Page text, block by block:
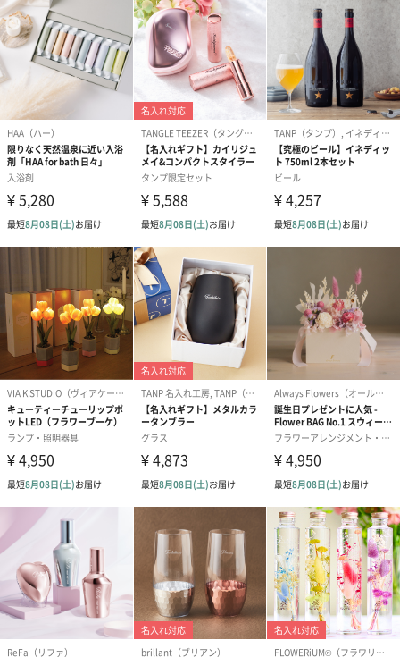
絵本&うさぎ（ピンク）
（2,702円）
ノンカフェインフルー
ツティー（562円）
葉酸入りデカ
ヒー（875円）
ベビーグッズ
出産祝いギフトへの＋αにおすすめです。新生児〜1歳ごろまでの
赤ちゃん向けのアイテムをご用意しました。
商品と同梱してお届けいたします。
スタイ（ブルー）
ソックス（ピンク）
ソックス（ブ
生花
生花のブーケを同梱します。
※9-15時にご注文いただく場合、最短のお届け可能日が通常より
も1日遅くなります。